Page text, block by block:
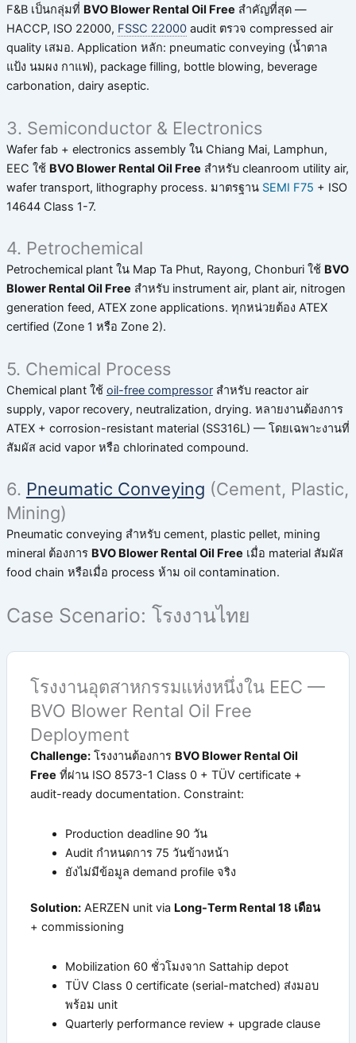
F&B เป็นกลุ่มที่ BVO Blower Rental Oil Free สำคัญที่สุด —
HACCP, ISO 22000, FSSC 22000audit ตรวจ compressed air
quality เสมอ. Application หลัก: pneumatic conveying (น้ำตาล
แป้ง นมผง กาแฟ), package filling, bottle blowing, beverage
carbonation, dairy aseptic.
3. Semiconductor & Electronics
Wafer fab + electronics assembly ใน Chiang Mai, Lamphun,
EEC ใช้ BVO Blower Rental Oil Free สำหรับ cleanroom utility air,
wafer transport, lithography process. มาตรฐาน SEMI F75 + ISO
14644 Class 1-7.
4. Petrochemical
Petrochemical plant ใน Map Ta Phut, Rayong, Chonburi ใช้ BVO
Blower Rental Oil Free สำหรับ instrument air, plant air, nitrogen
generation feed, ATEX zone applications. ทุกหน่วยต้อง ATEX
certified (Zone 1 หรือ Zone 2).
5. Chemical Process
Chemical plant ใช้ oil-free compressorสำหรับ reactor air
supply, vapor recovery, neutralization, drying. หลายงานต้องการ
ATEX + corrosion-resistant material (SS316L) — โดยเฉพาะงานที่
สัมผัส acid vapor หรือ chlorinated compound.
6. Pneumatic Conveying (Cement, Plastic,
Mining)
Pneumatic conveying สำหรับ cement, plastic pellet, mining
mineral ต้องการ BVO Blower Rental Oil Free เมื่อ material สัมผัส
food chain หรือเมื่อ process ห้าม oil contamination.
Case Scenario: โรงงานไทย
โรงงานอุตสาหกรรมแห่งหนึ่งใน EEC —
BVO Blower Rental Oil Free
Deployment
Challenge: โรงงานต้องการ BVO Blower Rental Oil
Free ที่ผ่าน ISO 8573-1 Class 0 + TÜV certificate +
audit-ready documentation. Constraint:
Production deadline 90 วัน
Audit กำหนดการ 75 วันข้างหน้า
ยังไม่มีข้อมูล demand profile จริง
Solution: AERZEN unit via Long-Term Rental 18 เดือน
+ commissioning
Mobilization 60 ชั่วโมงจาก Sattahip depot
TÜV Class 0 certificate (serial-matched) ส่งมอบ
พร้อม unit
Quarterly performance review + upgrade clause